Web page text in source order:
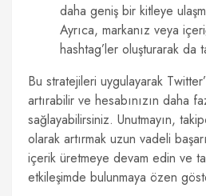
daha geniş bir kitleye
Ayrıca, markanız veya
hashtag’ler oluşturarak da
Bu stratejileri uygulayarak
artırabilir ve hesabınızın daha
sağlayabilirsiniz. Unutmayın,
olarak artırmak uzun vadeli
içerik üretmeye devam edin ve
etkileşimde bulunmaya özen